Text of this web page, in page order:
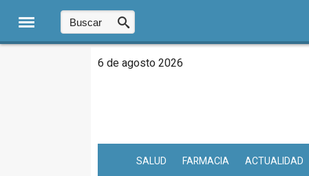
6 de agosto 2026
SALUD FARMACIA ACTUALIDAD